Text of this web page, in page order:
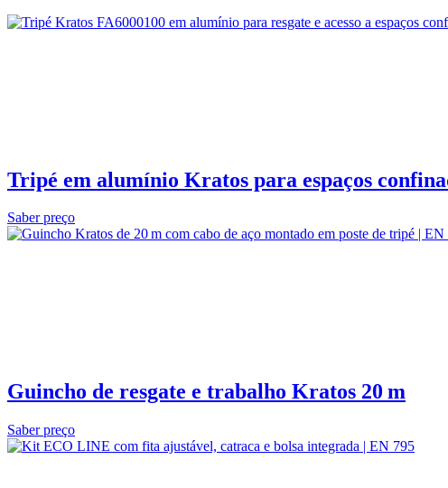
Tripé em alumínio Kratos para espaços
Saber preço
Guincho de resgate e trabalho Kratos 20 m
Saber preço